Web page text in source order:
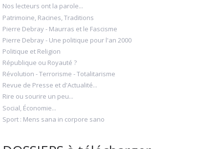
Nos lecteurs ont la parole...
Patrimoine, Racines, Traditions
Pierre Debray - Maurras et le Fascisme
Pierre Debray - Une politique pour l'an 2000
Politique et Religion
République ou Royauté ?
Révolution - Terrorisme - Totalitarisme
Revue de Presse et d'Actualité...
Rire ou sourire un peu...
Social, Économie...
Sport : Mens sana in corpore sano